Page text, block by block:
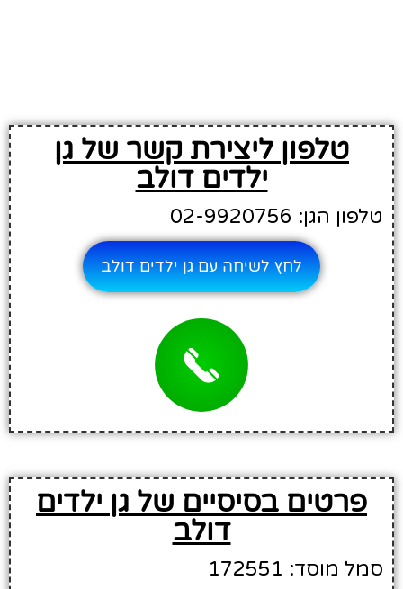
טלפון ליצירת קשר של גן
ילדים דולב
טלפון הגן: 02-9920756
לחץ לשיחה עם גן ילדים דולב
פרטים בסיסיים של גן ילדים
דולב
סמל מוסד: 172551